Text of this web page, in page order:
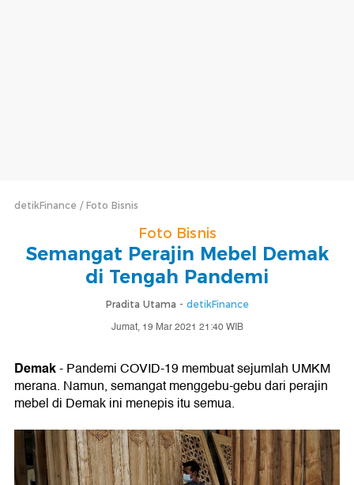
detikFinance Foto Bisnis
Foto Bisnis
Semangat Perajin Mebel Demak
di Tengah Pandemi
Pradita Utama - detikFinance
Jumat, 19 Mar 2021 21:40 WIB
Demak- Pandemi COVID-19 membuat sejumlah UMKM
merana. Namun, semangat menggebu-gebu dari perajin
mebel di Demak ini menepis itu semua.